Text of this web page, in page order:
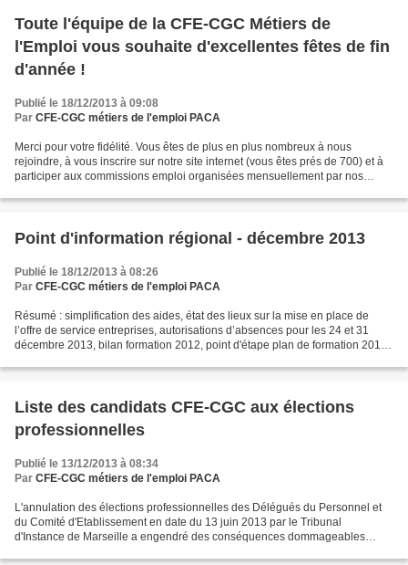
Toute l'équipe de la CFE-CGC Métiers de
l'Emploi vous souhaite d'excellentes fêtes de fin
d'année !
Publié le 18/12/2013 à 09:08
Par CFE-CGC métiers de l'emploi PACA
Merci pour votre fidélité. Vous êtes de plus en plus nombreux à nous
rejoindre, à vous inscrire sur notre site internet (vous êtes prés de 700) et à
participer aux commissions emploi organisées mensuellement par nos
Point d'information régional - décembre 2013
Publié le 18/12/2013 à 08:26
Par CFE-CGC métiers de l'emploi PACA
Résumé : simplification des aides, état des lieux sur la mise en place de
l’offre de service entreprises, autorisations d’absences pour les 24 et 31
décembre 2013, bilan formation 2012, point d'étape plan de formation 2013,
Liste des candidats CFE-CGC aux élections
professionnelles
Publié le 13/12/2013 à 08:34
Par CFE-CGC métiers de l'emploi PACA
L'annulation des élections professionnelles des Délégués du Personnel et
du Comité d'Etablissement en date du 13 juin 2013 par le Tribunal
d'Instance de Marseille a engendré des conséquences dommageables